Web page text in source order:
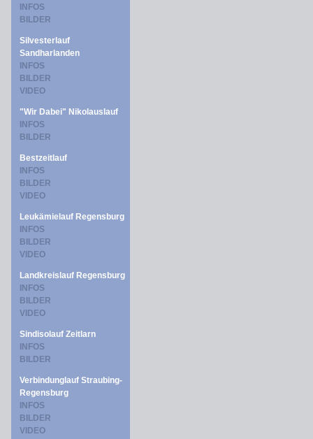
INFOS
BILDER
Silvesterlauf
Sandharlanden
INFOS
BILDER
VIDEO
"Wir Dabei" Nikolauslauf
INFOS
BILDER
Bestzeitlauf
INFOS
BILDER
VIDEO
Leukämielauf Regensburg
INFOS
BILDER
VIDEO
Landkreislauf Regensburg
INFOS
BILDER
VIDEO
Sindisolauf Zeitlarn
INFOS
BILDER
Verbindunglauf Straubing-
Regensburg
INFOS
BILDER
VIDEO